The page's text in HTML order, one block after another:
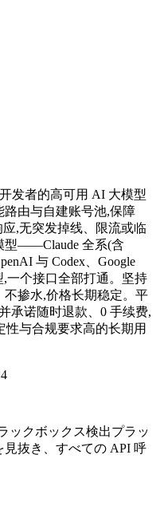
发者的高可用 AI 大模型
由与自建账号池,保障
,无突发掉线、限流或临
型——Claude 全系(含
与 Codex、Google
一个接口全部打通。坚持
掺水,价格长期稳定。平
承诺随时退款、0 手续费,
与合规要求高的长期用
ックボックス検出プラッ
見抜き、すべての API 呼